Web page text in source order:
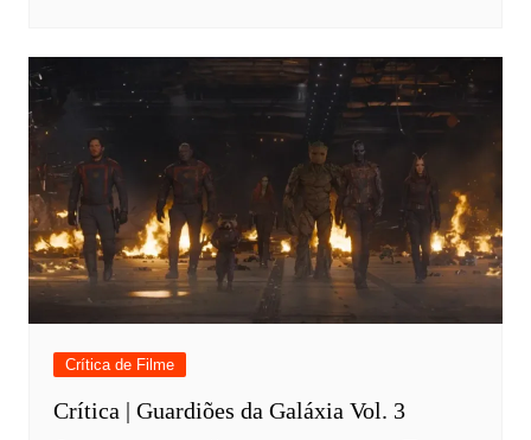
Crítica de Filme
Crítica | Guardiões da Galáxia Vol. 3